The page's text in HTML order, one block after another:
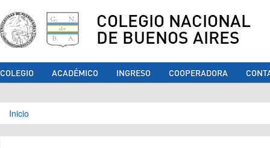
COLEGIO NACIONAL
DE BUENOS AIRES
COLEGIO ACADÉMICO INGRESO COOPERADORA
Se encuentra usted aquí
Inicio